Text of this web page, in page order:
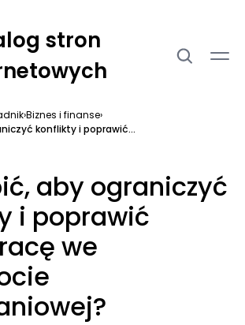
stron
›Biznes i finanse›
konflikty i poprawić...
aby ograniczyć
i poprawić
we